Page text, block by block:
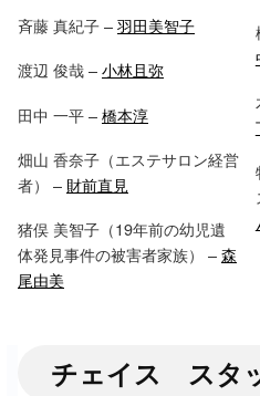
斉藤 真紀子 –羽田美智子
渡辺 俊哉 –小林且弥
田中 一平 –橋本淳
畑山 香奈子（エステサロン経営
者） – 財前直見
猪俣 美智子（19年前の幼児遺
体発見事件の被害者家族） –森
尾由美
チェイス スタ